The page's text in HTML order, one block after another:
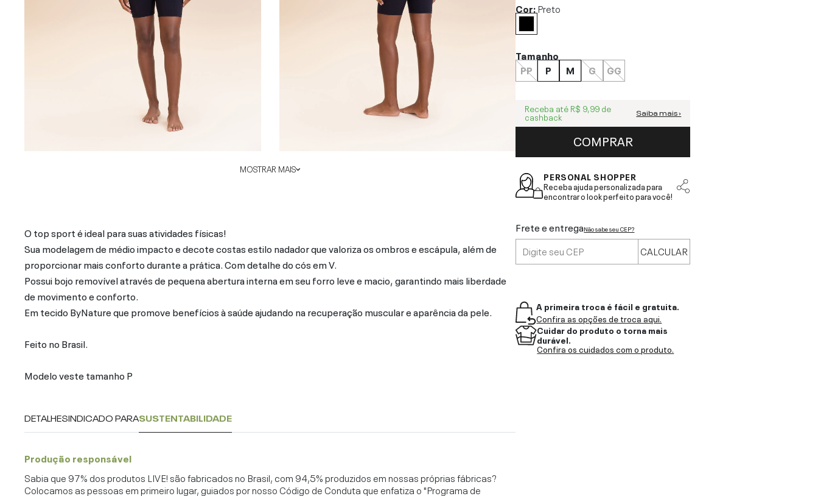
MOSTRAR MAIS
O top sport é ideal para suas atividades físicas!
Sua modelagem de médio impacto e decote costas estilo nadador que valoriza os ombros e escápula, além de
proporcionar mais conforto durante a prática. Com detalhe do cós em V.
Possui bojo removível através de pequena abertura interna em seu forro leve e macio, garantindo mais liberdade
de movimento e conforto.
Em tecido ByNature que promove benefícios à saúde ajudando na recuperação muscular e aparência da pele.
Feito no Brasil.
Modelo veste tamanho P
DETALHESINDICADO PARASUSTENTABILIDADE
Produção responsável
Sabia que 97% dos produtos LIVE! são fabricados no Brasil, com 94,5% produzidos em nossas próprias fábricas?
Colocamos as pessoas em primeiro lugar, guiados por nosso Código de Conduta que enfatiza o "Programa de
Cor:Preto
Tamanho
PP
P M G GG
Receba até R$ 9,99 de
cashback Saiba mais ›
COMPRAR
PERSONAL SHOPPER
Receba ajuda personalizada para
encontrar o look perfeito para você!
Frete e entregaNão sabe seu CEP?
CALCULAR
A primeira troca é fácil e gratuita.
Confira as opções de troca aqui.
Cuidar do produto o torna mais
durável.
Confira os cuidados com o produto.